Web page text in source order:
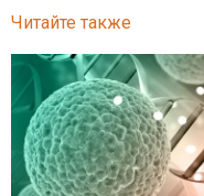
Читайте также